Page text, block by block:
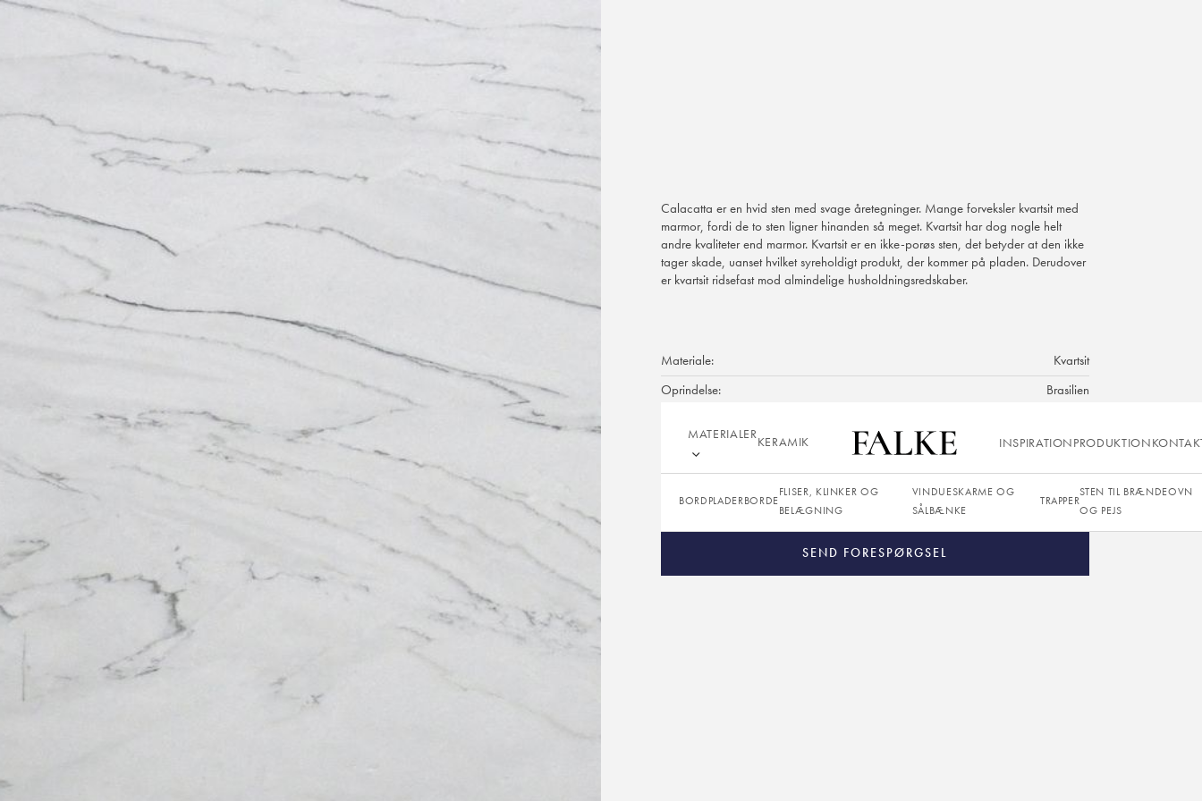
Calacatta er en hvid sten med svage åretegninger. Mange forveksler kvartsit med
marmor, fordi de to sten ligner hinanden så meget. Kvartsit har dog nogle helt
andre kvaliteter end marmor. Kvartsit er en ikke-porøs sten, det betyder at den ikke
tager skade, uanset hvilket syreholdigt produkt, der kommer på pladen. Derudover
er kvartsit ridsefast mod almindelige husholdningsredskaber.
Materiale:
Kvartsit
Oprindelse:
Brasilien
Overflade:
Poleret
Tykkelser:
20 mm
SEND FORESPØRGSEL
MATERIALER
KERAMIK INSPIRATIONPRODUKTION
BORDPLADERBORDE
FLISER, KLINKER OG
BELÆGNING
VINDUESKARME OG
SÅLBÆNKE
TRAPPER
STEN TIL BRÆNDEOVN
OG PEJS